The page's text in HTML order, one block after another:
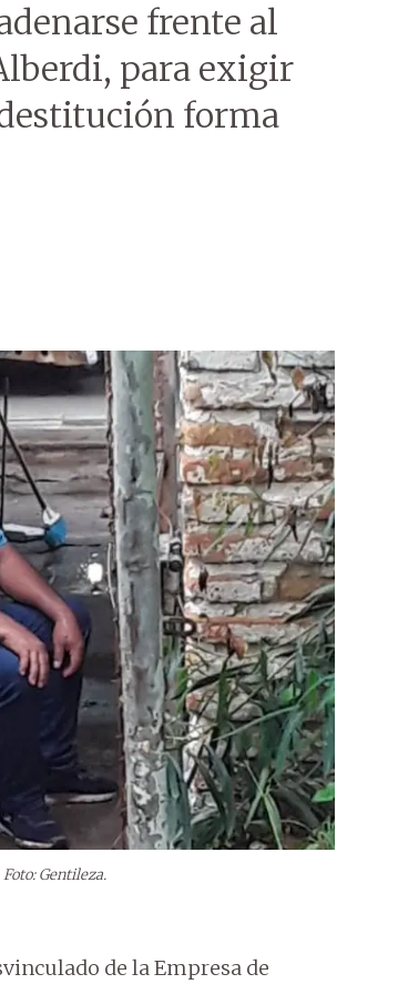
frente al
para exigir
forma
Foto: Gentileza.
de la Empresa de